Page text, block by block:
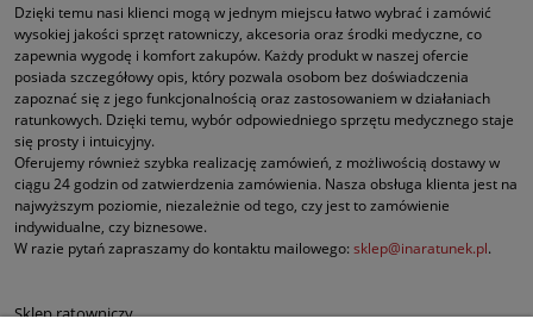
Dzięki temu nasi klienci mogą w jednym miejscu łatwo wybrać i zamówić
wysokiej jakości sprzęt ratowniczy, akcesoria oraz środki medyczne, co
zapewnia wygodę i komfort zakupów. Każdy produkt w naszej ofercie
posiada szczegółowy opis, który pozwala osobom bez doświadczenia
zapoznać się z jego funkcjonalnością oraz zastosowaniem w działaniach
ratunkowych. Dzięki temu, wybór odpowiedniego sprzętu medycznego staje
się prosty i intuicyjny.
Oferujemy również szybka realizację zamówień, z możliwością dostawy w
ciągu 24 godzin od zatwierdzenia zamówienia. Nasza obsługa klienta jest na
najwyższym poziomie, niezależnie od tego, czy jest to zamówienie
indywidualne, czy biznesowe.
W razie pytań zapraszamy do kontaktu mailowego: sklep@inaratunek.pl.
Sklep ratowniczy